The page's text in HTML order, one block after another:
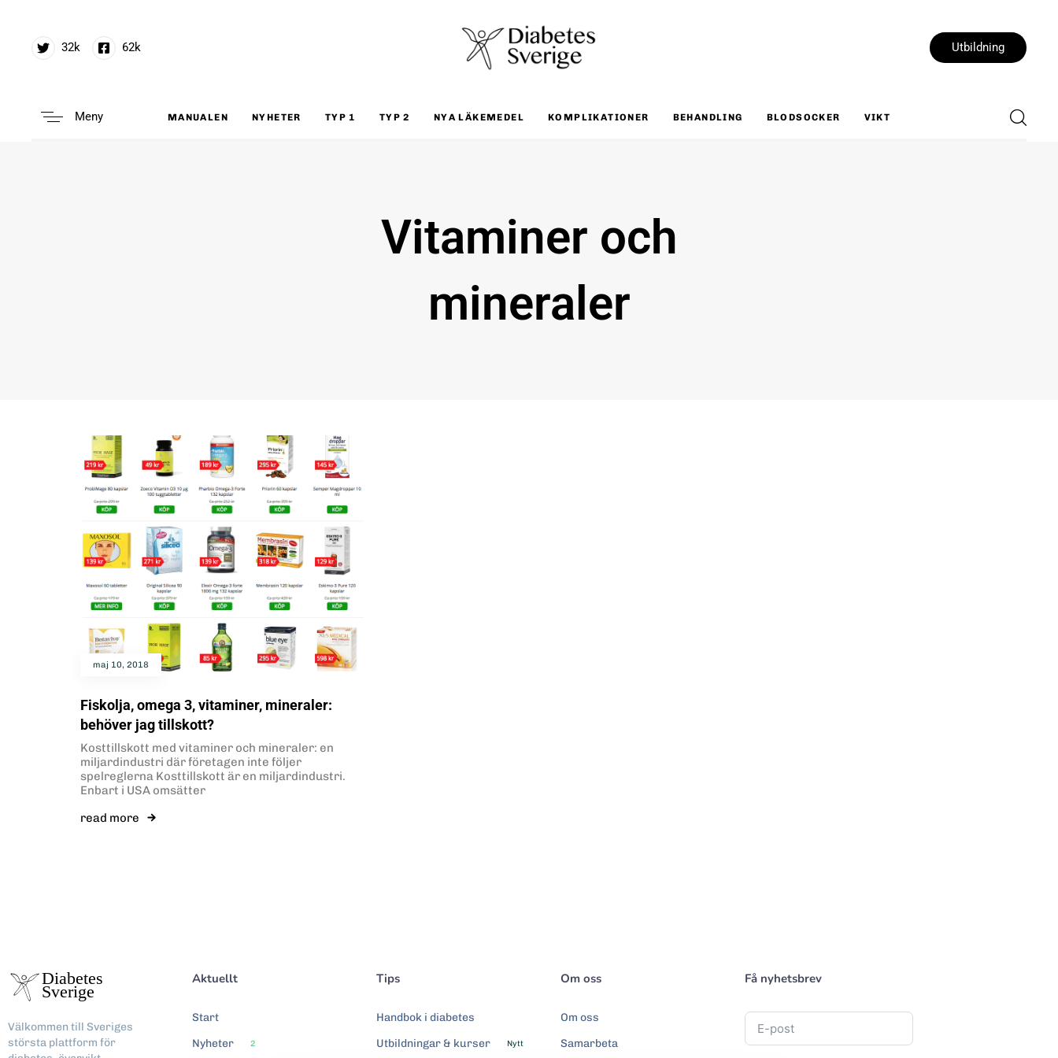
32k 62k Utbildning
Meny MANUALEN NYHETER TYP 1 TYP 2 NYA LÄKEMEDEL KOMPLIKATIONER BEHANDLING BLODSOCKER VIKT
Vitaminer och
mineraler
maj 10, 2018
Fiskolja, omega 3, vitaminer, mineraler:
behöver jag tillskott?
Kosttillskott med vitaminer och mineraler: en
miljardindustri där företagen inte följer
spelreglerna Kosttillskott är en miljardindustri.
Enbart i USA omsätter
read more
Välkommen till Sveriges
största plattform för
Aktuellt
Start
Nyheter
2
Tips
Handbok i diabetes
Utbildningar & kurser
Nytt
Om oss
Om oss
Samarbeta
Få nyhetsbrev